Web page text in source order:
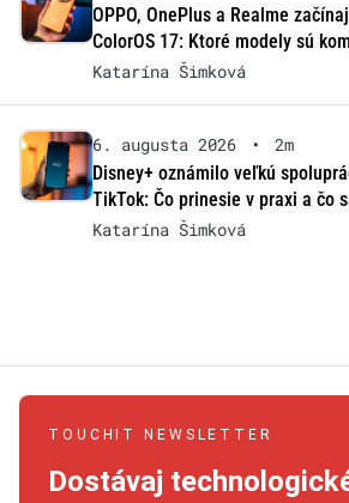
OPPO, OnePlus a Realme
ColorOS 17: Ktoré modely sú
Katarína Šimková
6. augusta 2026 •
2m
Disney+ oznámilo veľkú
TikTok: Čo prinesie v praxi a čo
Katarína Šimková
TOUCHIT NEWSLETTER
Dostávaj